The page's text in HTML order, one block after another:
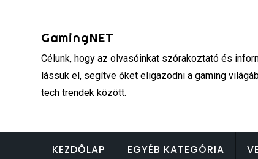
GamingNET
Célunk, hogy az olvasóinkat szórakoztató és
lássuk el, segítve őket eligazodni a gaming
tech trendek között.
KEZDŐLAP EGYÉB KATEGÓRIA